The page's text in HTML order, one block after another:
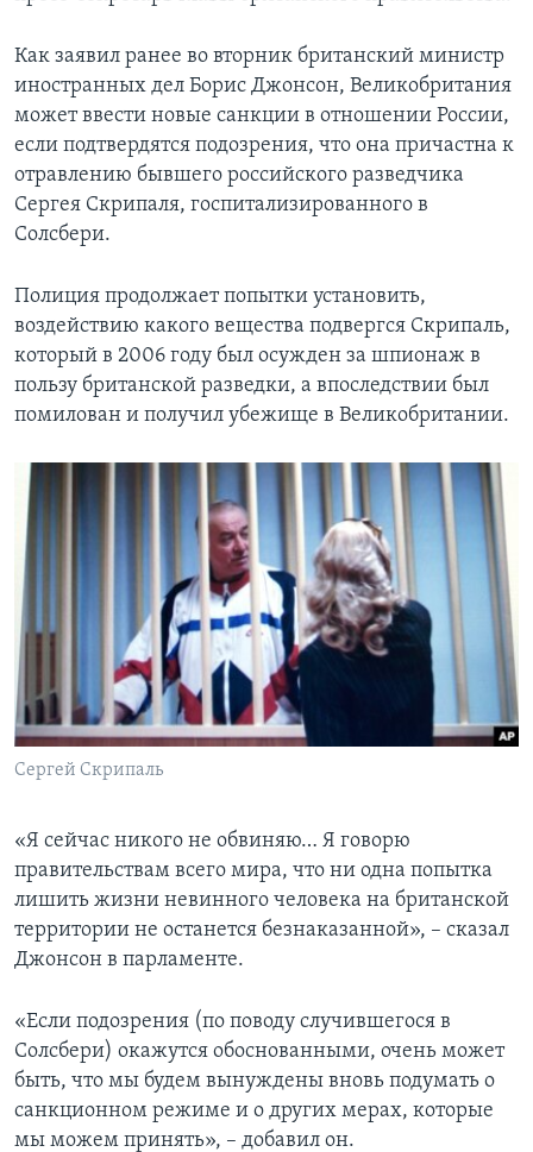
Как заявил ранее во вторник британский министр
иностранных дел Борис Джонсон, Великобритания
может ввести новые санкции в отношении России,
если подтвердятся подозрения, что она причастна к
отравлению бывшего российского разведчика
Сергея Скрипаля, госпитализированного в
Солсбери.
Полиция продолжает попытки установить,
воздействию какого вещества подвергся Скрипаль,
который в 2006 году был осужден за шпионаж в
пользу британской разведки, а впоследствии был
помилован и получил убежище в Великобритании.
Сергей Скрипаль
«Я сейчас никого не обвиняю… Я говорю
правительствам всего мира, что ни одна попытка
лишить жизни невинного человека на британской
территории не останется безнаказанной», – сказал
Джонсон в парламенте.
«Если подозрения (по поводу случившегося в
Солсбери) окажутся обоснованными, очень может
быть, что мы будем вынуждены вновь подумать о
санкционном режиме и о других мерах, которые
мы можем принять», – добавил он.